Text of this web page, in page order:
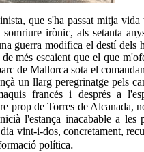
que s'ha passat mitja vida
irònic, als setanta
guerra modifica el destí dels
més escaient que el que
de Mallorca sota el
un llarg peregrinatge pels
francés i després a
prop de Torres de Alcanada,
l'estança inacabable a les
vint-i-dos, concretament,
política.